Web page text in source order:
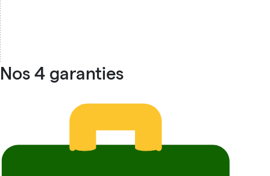
Nos 4 garanties